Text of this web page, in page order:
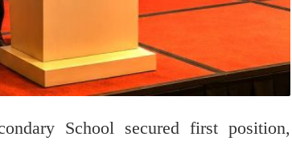
Schoolsecured first position,